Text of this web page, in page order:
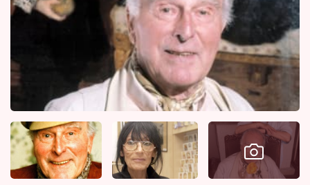
Horoskopy
Sledujte prima+
Filmový festival Karlovy Vary
Pořady
Mámy sobě